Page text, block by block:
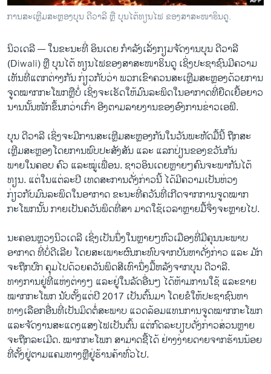
ສຽງ
ລາຍງານ
ຕິດຕາມພວກເຮົາ ທີ່
ພາສາຕ່າງໆ
ການສະເຫຼີມສະຫຼອງບຸນ ດີວາລີ ຫຼື ບຸນໄຕ້ທຽນໄຟ ຂອງສາສະໜາຮິນດູ.
ນິວເດລີ —ໃນຂະນະທີ່ ອິນເດຍ ກຳລັງເລັ່ງກຽມຈັດງານບຸນ ດີວາລີ
(Diwali) ຫຼື ບຸນໄຕ້ ທຽນໄຟຂອງສາສະໜາຮິນດູ ເຊິ່ງປະຊາຊົນມີຄວາມ
ເຫັນທີ່ແຕກຕ່າງກັນ ກ່ຽວກັບວ່າ ພວກເຂົາຄວນສະເຫຼີມສະຫຼອງດ້ວຍການ
ຈູດໝາກກະໂພກຫຼືບໍ່ ​ເຊິ່ງຈະເຮັດໃຫ້ມົນ​ລະ​ພິດ​ໃນອາກາດທີ່ຍືດ​ເຍື້ອ​ຍາວ​
ນານ​ນັ້ນໜັກຂຶ້ນກວ່າເກົ່າ ອີງຕາມລາຍງານຂອງອົງການຂ່າວເອພີ.
ບຸນ ດີວາລີ ເຊິ່ງຈະມີການສະເຫຼີມສະຫຼອງກັນໃນວັນພະຫັດມື້ນີ້ ຖື​ກ​ສະ​
ເຫຼີມ​ສະຫຼອງ​ໂດຍ​ການ​ພົບ​ປະ​ສັງ​ສັນ ແລະ ແລກປ່ຽນຂອງຂວັນກັນ
ພາຍໃນຄອບ ຄົວ ແລະໝູ່ເພື່ອນ. ຊາວອິນເດຍຫຼາຍໆຄົນຈະພາກັນໄຕ້
ທຽນ. ແຕ່ໃນແຕ່ລະປີ ເທດ​ສະ​ການ​ດັ່ງ​ກ່າວນີ້ ໄດ້​ມີ​ຄວາມເປັນຫ່ວງ
ກ່ຽວກັບມົນລະພິດໃນອາກາດ ຂະນະທີ່ຄວັນທີ່ເກີດຈາກການ​ຈູດໝາກ
ກະໂພກນັ້ນ ກາຍເປັນຄວັນພິດທີ່ສາ ມາດໃຊ້ເວລາຫຼາຍມື້ຈຶ່ງຈະຫຼາຍໄປ.
ນະຄອນຫຼວງນິວເດລີ ເຊິ່ງເປັນນຶ່ງໃນຫຼາຍໆຫົວເມືອງທີ່ມີຄຸນນະພາບ
ອາກາດ ທີ່ບໍ່ດີເລີຍ ໂດຍສະເພາະຜົນກະທົບຈາກບັນຫາດັ່ງກ່າວ ແລະ ມັກ
ຈະຖືກປົກ ຄຸມໄປດ້ວຍຄວັນພິດສີເທົານຶ່ງມື້ຫລັງຈາກບຸນ ດີວາລີ.
ທາງການຢູ່ທີ່ແຫ່ງຕ່າງໆ ແລະຢູ່ໃນລັດອື່ນໆ ໄດ້ຫ້າມການໃຊ້ ແລະຂາຍ
ໝາກກະໂພກ ນັບຕັ້ງແຕ່ປີ 2017 ເປັນ​ຕົ້ນ​ມາ ໂດຍຂໍໃຫ້ປະຊາຊົນຫາ
ທາງເລືອກອື່ນທີ່ເປັນມິດຕໍ່ສະພາບ ແວດລ້ອມແທນການຈູດໝາກກະໂພກ
ແລະຈັດງານສະແດງແສງໄຟເປັນຕົ້ນ ແຕ່ກົດລະບຽບດັ່ງກ່າວສ່ວນຫຼາຍ
ຈະຖືກລະເມີດ. ໝາກກະໂພກ ສາມາດຊື້ໄດ້ ຢ່າງງ່າຍດາຍຈາກຮ້ານນ້ອຍ
ທີ່ຕັ້ງຢູ່ຕາມແຄມທາງຫຼືຢູ່ຮ້ານຄ້າທົ່ວໄປ.